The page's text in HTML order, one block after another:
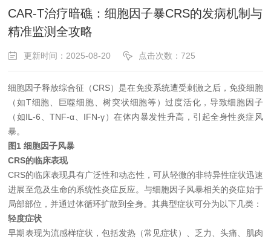
CAR-T治疗暗礁：细胞因子暴CRS的发病机制与
精准监测全攻略
更新时间：2025-08-20 点击次数：725
细胞因子释放综合征（CRS）是在免疫系统遭受刺激之后，免疫细胞
（如T细胞、巨噬细胞、树突状细胞等）过度活化，导致细胞因子
（如IL-6、TNF-α、IFN-γ）在体内暴发性升高，引起全身性炎症风
暴。
图1 细胞因子风暴
CRS的临床表现
CRS的临床表现具有广泛性和动态性，可从轻微的非特异性症状迅速
进展至危及生命的系统性炎症反应。与细胞因子风暴相关的炎症始于
局部部位，并通过体循环扩散到全身。其典型症状可分为以下几类：
轻度症状
早期表现为流感样症状，包括发热（常见症状）、乏力、头痛、肌肉